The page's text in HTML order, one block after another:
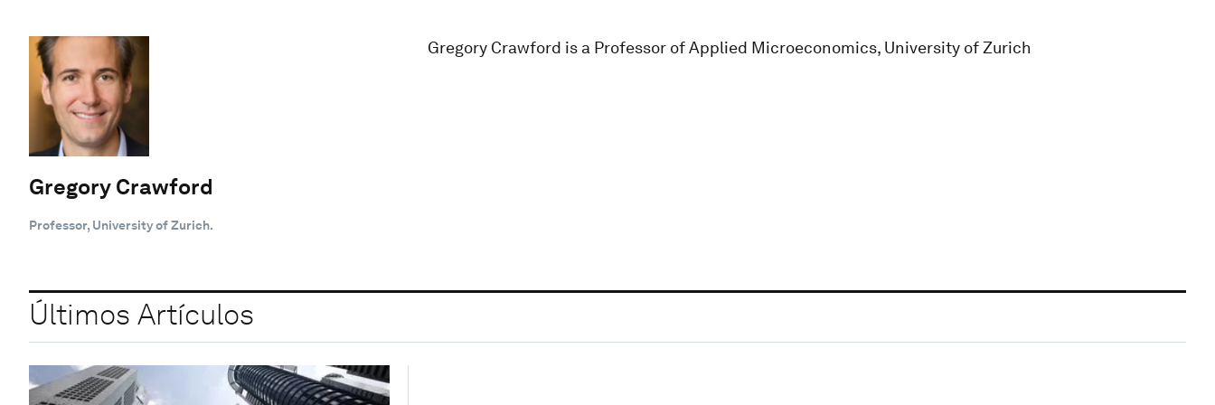
Gregory Crawford
Professor, University of Zurich.
Gregory Crawford is a Professor of Applied Microeconomics, University of Zurich
Últimos Artículos